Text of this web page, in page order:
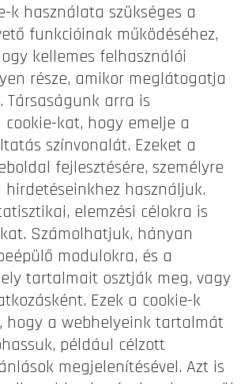
k használata szükséges a
funkcióinak működéséhez,
kellemes felhasználói
része, amikor meglátogatja
arra is
kat, hogy emelje a
színvonalát. Ezeket a
fejlesztésére, személyre
hirdetéseinkhez használjuk.
elemzési célokra is
Számolhatjuk, hányan
modulokra, és a
tartalmait osztják meg, vagy
Ezek a cookie-k
hogy a webhelyeink tartalmát
például célzott
megjelenítésével. Azt is